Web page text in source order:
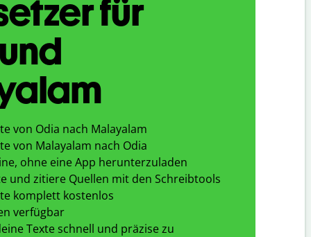
für
von Odia nach Malayalam
von Malayalam nach Odia
ohne eine App herunterzuladen
und zitiere Quellen mit den Schreibtools
komplett kostenlos
verfügbar
Texte schnell und präzise zu